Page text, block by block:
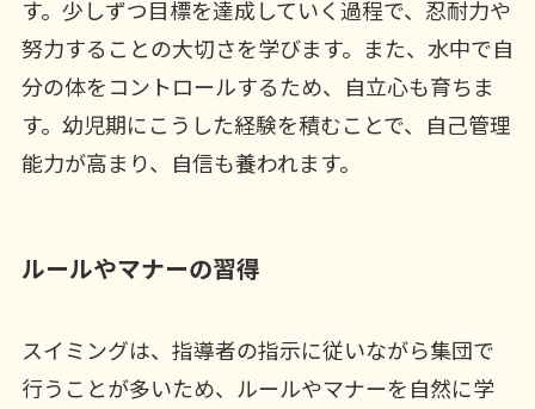
す。少しずつ目標を達成していく過程で、忍耐力や
努力することの大切さを学びます。また、水中で自
分の体をコントロールするため、自立心も育ちま
す。幼児期にこうした経験を積むことで、自己管理
能力が高まり、自信も養われます。
ルールやマナーの習得
スイミングは、指導者の指示に従いながら集団で
行うことが多いため、ルールやマナーを自然に学